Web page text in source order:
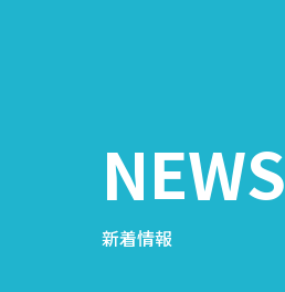
NEWS
新着情報